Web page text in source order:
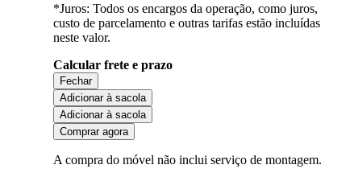
*Juros: Todos os encargos da operação, como juros,
custo de parcelamento e outras tarifas estão incluídas
neste valor.
Calcular frete e prazo
Fechar
Adicionar à sacola
Adicionar à sacola
Comprar agora
A compra do móvel não inclui serviço de montagem.